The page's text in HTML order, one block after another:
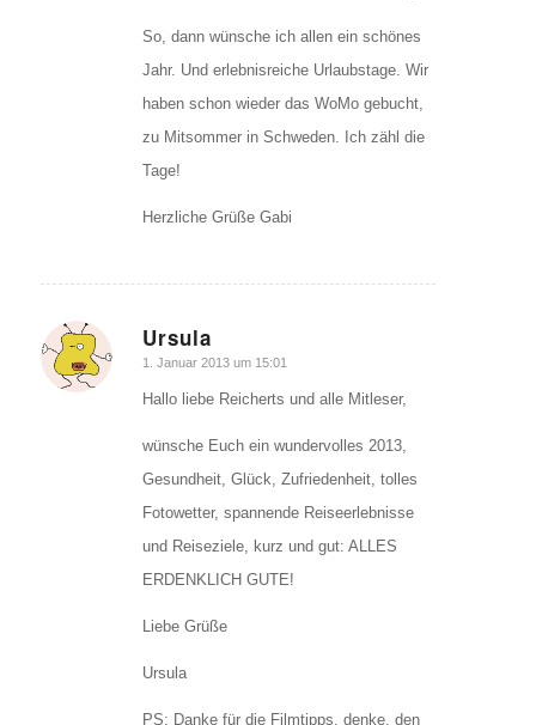
So, dann wünsche ich allen ein schönes
Jahr. Und erlebnisreiche Urlaubstage. Wir
haben schon wieder das WoMo gebucht,
zu Mitsommer in Schweden. Ich zähl die
Tage!
Herzliche Grüße Gabi
Ursula
sagte:
1. Januar 2013 um 15:01
Hallo liebe Reicherts und alle Mitleser,
wünsche Euch ein wundervolles 2013,
Gesundheit, Glück, Zufriedenheit, tolles
Fotowetter, spannende Reiseerlebnisse
und Reiseziele, kurz und gut: ALLES
ERDENKLICH GUTE!
Liebe Grüße
Ursula
PS: Danke für die Filmtipps, denke, den